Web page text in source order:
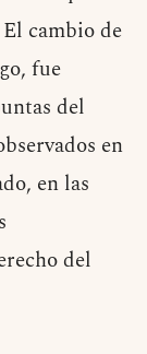
cambio de
fue
del
en
en las
del